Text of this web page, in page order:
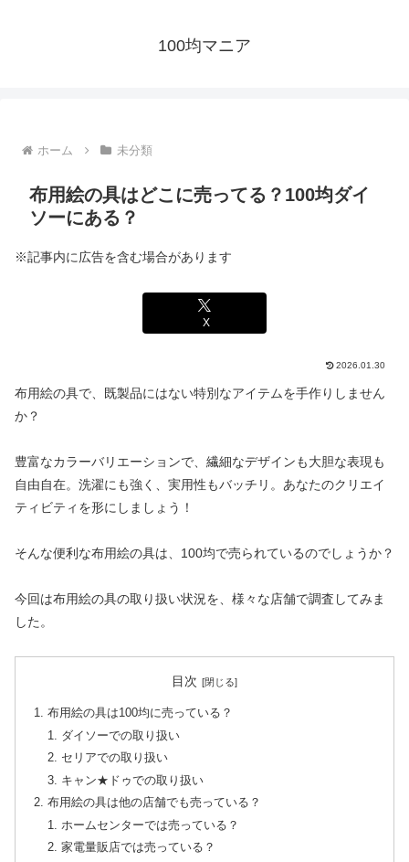
100均マニア
ホーム 未分類
布用絵の具はどこに売ってる？100均ダイ
ソーにある？
※記事内に広告を含む場合があります
X
2026.01.30
布用絵の具で、既製品にはない特別なアイテムを手作りしません
か？
豊富なカラーバリエーションで、繊細なデザインも大胆な表現も
自由自在。洗濯にも強く、実用性もバッチリ。あなたのクリエイ
ティビティを形にしましょう！
そんな便利な布用絵の具は、100均で売られているのでしょうか？
今回は布用絵の具の取り扱い状況を、様々な店舗で調査してみま
した。
目次
布用絵の具は100均に売っている？
ダイソーでの取り扱い
セリアでの取り扱い
キャン★ドゥでの取り扱い
布用絵の具は他の店舗でも売っている？
ホームセンターでは売っている？
家電量販店では売っている？